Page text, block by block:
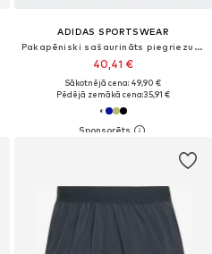
ADIDAS SPORTSWEAR
Pakapēniski sašaurināts piegriezums Sporta bikses
40,41 €
Sākotnējā cena: 49,90 €
Pēdējā zemākā cena:35,91 €